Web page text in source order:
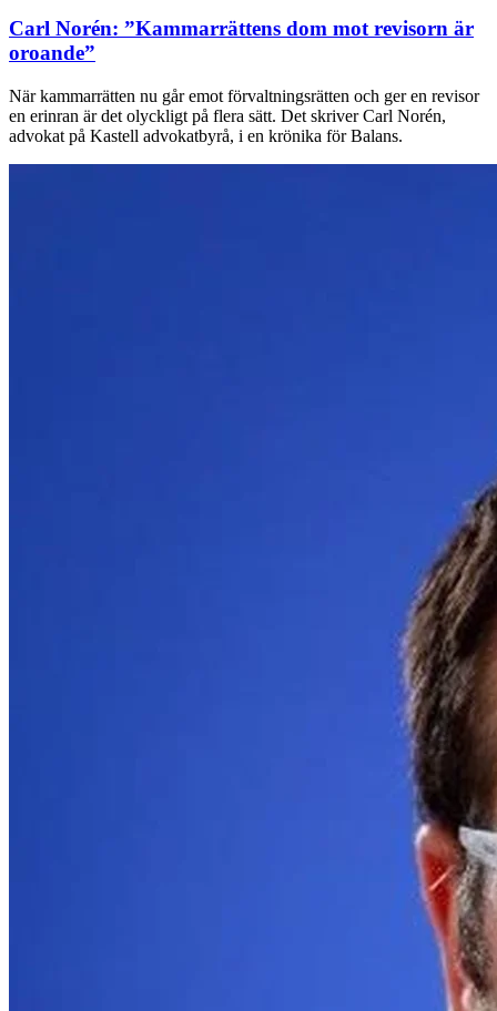
Carl Norén: ”Kammarrättens dom mot revisorn är
oroande”
När kammarrätten nu går emot förvaltningsrätten och ger en revisor
en erinran är det olyckligt på flera sätt. Det skriver Carl Norén,
advokat på Kastell advokatbyrå, i en krönika för Balans.